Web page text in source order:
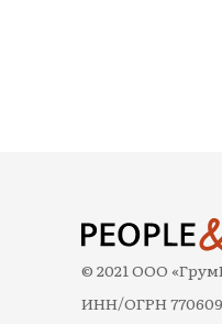
© 2021 ООО
ИНН/ОГРН